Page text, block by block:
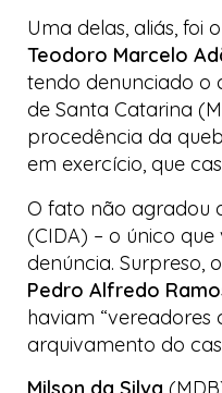
Uma delas, aliás, foi
Teodoro Marcelo
tendo denunciado o
de Santa Catarina
procedência da
em exercício, que
O fato não agradou
(CIDA) – o único
denúncia. Surpreso,
Pedro Alfredo
haviam
arquivamento do
Milson da Silva